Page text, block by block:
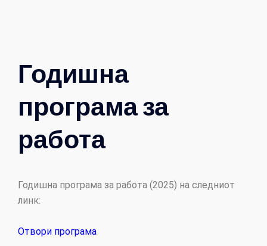
Годишна
програма за
работа
Годишна програма за работа (2025) на следниот
линк:
Отвори програма